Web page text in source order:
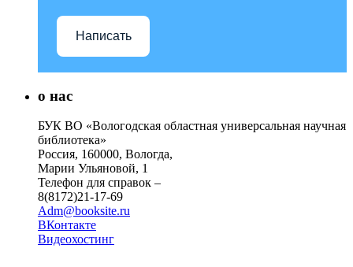
Написать
о нас
БУК ВО «Вологодская областная универсальная научная
библиотека»
Россия, 160000, Вологда,
Марии Ульяновой, 1
Телефон для справок –
8(8172)21-17-69
Adm@booksite.ru
ВКонтакте
Видеохостинг